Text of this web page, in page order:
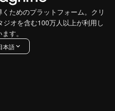
ためのプラットフォーム。クリ
オを含む100万人以上が利用し
す。
本語